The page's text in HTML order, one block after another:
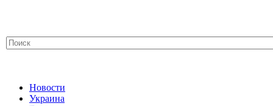
Новости
Украина